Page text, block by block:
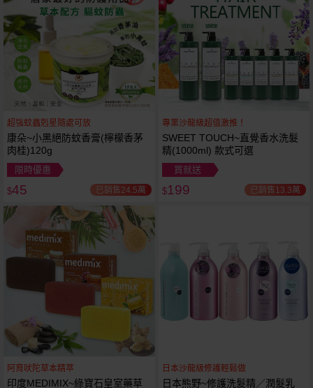
超強蚊蟲剋星隨處可放
康朵~小黑絕防蚊香膏(檸檬香茅
肉桂)120g
限時優惠
$45 已銷售24.5萬
專業沙龍級超值激推！
SWEET TOUCH~直覺香水洗髮
精(1000ml) 款式可選
買就送
$199 已銷售13.3萬
阿育吠陀草本精萃
印度MEDIMIX~綠寶石皇室藥草
日本沙龍級修護輕鬆做
日本熊野~修護洗髮精／潤髮乳